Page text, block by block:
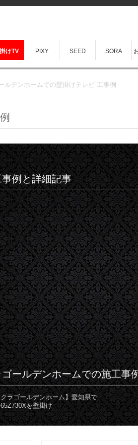
けTV PIXY SEED SORA
ルデンホームでの壁掛けテレビ 工事例
例と詳細記事
ールデンホームでの施工事
クラゴールデンホーム】愛知県で
を壁掛け